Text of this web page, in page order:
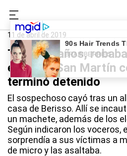
0221.com.ar
11 de abril de 2019
Tiene 18 años,
en Plaza San Martín
terminó detenido
El sospechoso cayó tras un
casa de Berisso. Allí se
un machete, además de los
Según indicaron los voceros,
sorprendía a sus víctimas a
de micro y las asaltaba.